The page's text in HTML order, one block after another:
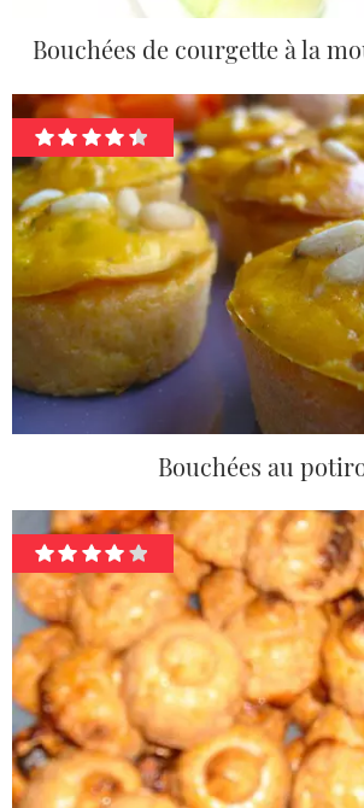
Bouchées de courgette à la
Bouchées au